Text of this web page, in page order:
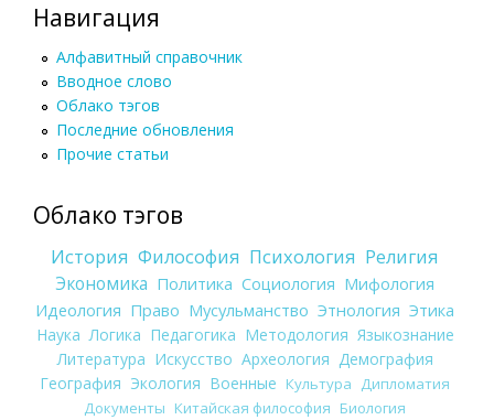
Навигация
Алфавитный справочник
Вводное слово
Облако тэгов
Последние обновления
Прочие статьи
Облако тэгов
История Философия Психология Религия
Экономика Политика Социология Мифология
Идеология Право Мусульманство Этнология Этика
Наука Логика Педагогика Методология Языкознание
Литература Искусство Археология Демография
География Экология Военные Культура
Дипломатия
Документы Китайская философия Биология